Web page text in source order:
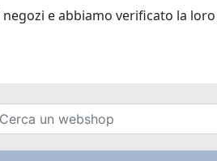
e abbiamo verificato la